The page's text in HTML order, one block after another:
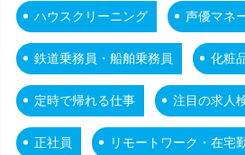
ハウスクリーニング 声優マネ
鉄道乗務員・船舶乗務員 化粧
定時で帰れる仕事 注目の求人
正社員 リモートワーク・在宅